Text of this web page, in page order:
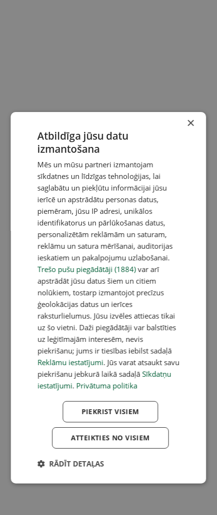
×
Atbildīga jūsu datu
izmantošana
Mēs un mūsu partneri izmantojam
sīkdatnes un līdzīgas tehnoloģijas, lai
saglabātu un piekļūtu informācijai jūsu
ierīcē un apstrādātu personas datus,
piemēram, jūsu IP adresi, unikālos
identifikatorus un pārlūkošanas datus,
personalizētām reklāmām un saturam,
reklāmu un satura mērīšanai, auditorijas
ieskatiem un pakalpojumu uzlabošanai.
Trešo pušu piegādātāji (1884)var arī
apstrādāt jūsu datus šiem un citiem
nolūkiem, tostarp izmantojot precīzus
ģeolokācijas datus un ierīces
raksturlielumus. Jūsu izvēles attiecas tikai
uz šo vietni. Daži piegādātāji var balstīties
uz leģitīmajām interesēm, nevis
piekrišanu; jums ir tiesības iebilst sadaļā
Reklāmu iestatījumi. Jūs varat atsaukt savu
piekrišanu jebkurā laikā sadaļā Sīkdatņu
iestatījumi. Privātuma politika
PIEKRIST VISIEM
ATTEIKTIES NO VISIEM
RĀDĪT DETAĻAS